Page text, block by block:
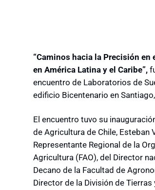
“Caminos hacia la Precisión
en América Latina y el Caribe”,
encuentro de Laboratorios de
edificio Bicentenario en
El encuentro tuvo su
de Agricultura de Chile, Esteban
Representante Regional de la
Agricultura (FAO), del Director
Decano de la Facultad de
Director de la División de